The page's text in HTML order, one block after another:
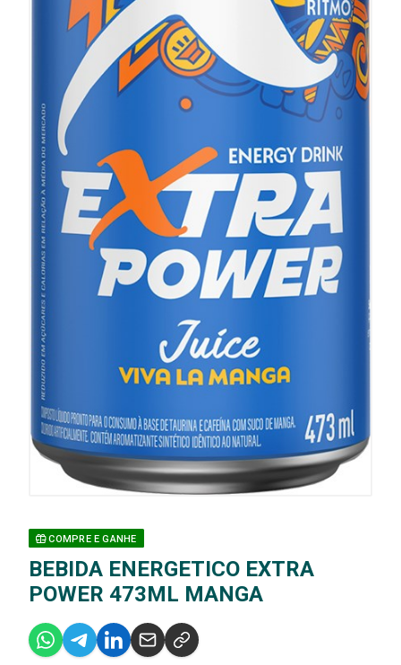
COMPRE E GANHE
BEBIDA ENERGETICO EXTRA
POWER 473ML MANGA